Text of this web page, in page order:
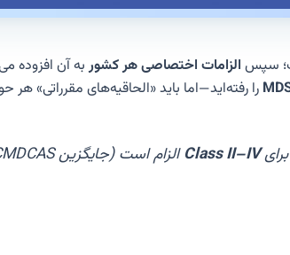
سپس الزامات اختصاصی هر کشوربه آن افزوده
را رفته‌اید—اما باید «الحاقیه‌های مقرراتی»
برایClass II–IV